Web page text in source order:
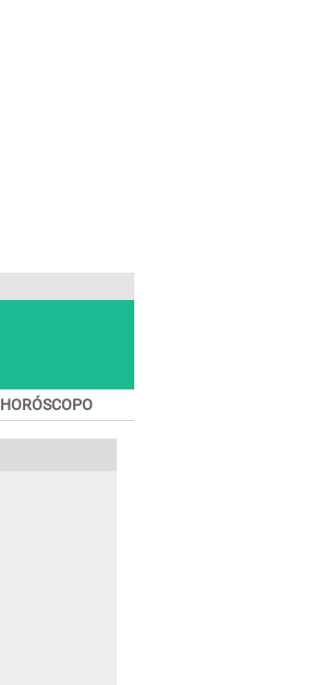
HORÓSCOPO